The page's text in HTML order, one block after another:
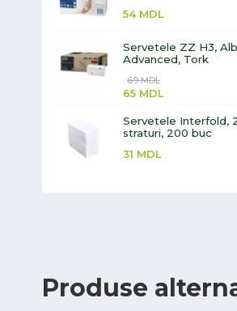
54 MDL
Servetele ZZ H3,
Advanced, Tork
69MDL
65 MDL
Servetele Interfold, 2
straturi, 200 buc
31 MDL
Produse